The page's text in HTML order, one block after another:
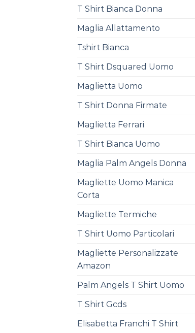
T Shirt Bianca Donna
Maglia Allattamento
Tshirt Bianca
T Shirt Dsquared Uomo
Maglietta Uomo
T Shirt Donna Firmate
Maglietta Ferrari
T Shirt Bianca Uomo
Maglia Palm Angels Donna
Magliette Uomo Manica
Corta
Magliette Termiche
T Shirt Uomo Particolari
Magliette Personalizzate
Amazon
Palm Angels T Shirt Uomo
T Shirt Gcds
Elisabetta Franchi T Shirt